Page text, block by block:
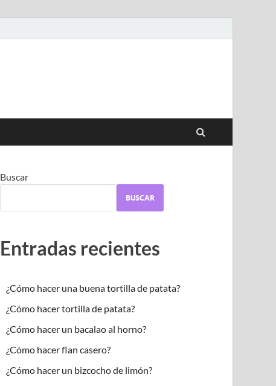
Buscar
BUSCAR
Entradas recientes
¿Cómo hacer una buena tortilla de patata?
¿Cómo hacer tortilla de patata?
¿Cómo hacer un bacalao al horno?
¿Cómo hacer flan casero?
¿Cómo hacer un bizcocho de limón?